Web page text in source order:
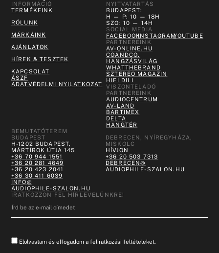
INFORMÁCIÓ
TERMÉKEINK
RÓLUNK
MÁRKÁINK
AJÁNLATOK
HÍREK & TESZTEK
KAPCSOLAT
ÁSZF
ADATVÉDELMI NYILATKOZAT
NYITVATARTÁS
BUDAPEST:
H — P: 10 — 18H
SZO: 10 — 14H
SOCIAL MEDIA
FACEBOOKINSTAGRAMYOUTUBE
PARTNEREINK
AV-ONLINE.HU
COANDCO.
HANGZÁSVILÁG
WHATTHEBRAND
SZTEREO MAGAZIN
HIFI DILI
VISZONTELADÓ
PARTNEREINK
AUDIOCENTRUM
AV-LAND
BARTIMEX
DELTA
HANGTÉR
BEMUTATÓTEREM
BUDAPEST
H-1202 BUDAPEST,
MÁRTÍROK ÚTJA 145
+36 70 944 1551
+36 20 281 4649
+36 20 423 2041
+36 30 411 6039
INFO@
AUDIOPHILE-SZALON.HU
DEBRECEN, NYÍREGYHÁZA,
MISKOLC
HÍVJON
+36 20 503 7313
DEBRECEN@
AUDIOPHILE-SZALON.HU
IRATKOZZON FEL HÍRLEVELÜNKRE!
Elolvastam és elfogadom a feliratkozási feltételeket.